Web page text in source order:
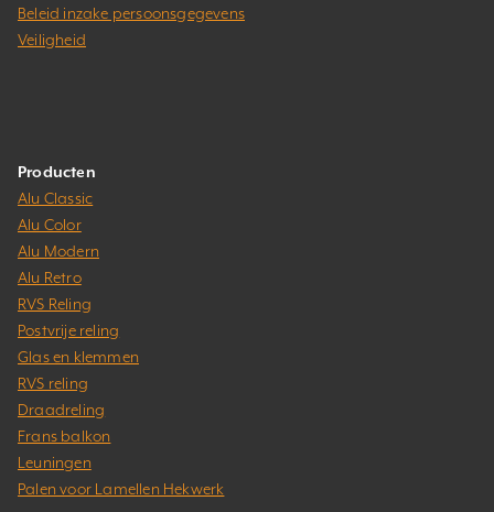
Beleid inzake persoonsgegevens
Veiligheid
Producten
Alu Classic
Alu Color
Alu Modern
Alu Retro
RVS Reling
Postvrije reling
Glas en klemmen
RVS reling
Draadreling
Frans balkon
Leuningen
Palen voor Lamellen Hekwerk